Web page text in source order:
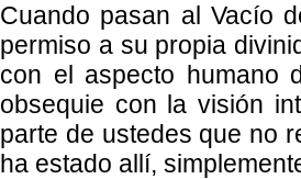
Cuando pasan al Vacío
permiso a su propia
con el aspecto humano
obsequie con la visión
parte de ustedes que no
ha estado allí,